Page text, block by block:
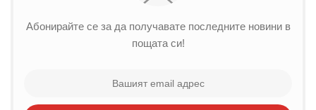
Абонирайте се за да получавате последните новини в
пощата си!